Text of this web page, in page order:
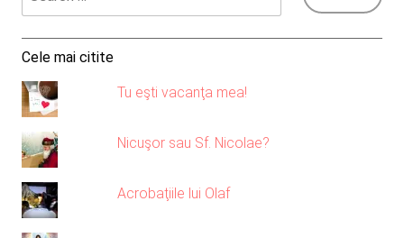
Cele mai citite
Tu eşti vacanţa mea!
Nicuşor sau Sf. Nicolae?
Acrobaţiile lui Olaf